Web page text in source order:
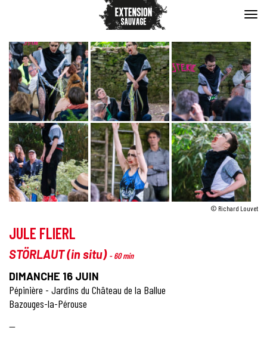
© Richard Louvet
JULE FLIERL
STÖRLAUT (in situ) - 60 min
DIMANCHE 16 JUIN
Pépinière - Jardins du Château de la Ballue
Bazouges-la-Pérouse
—